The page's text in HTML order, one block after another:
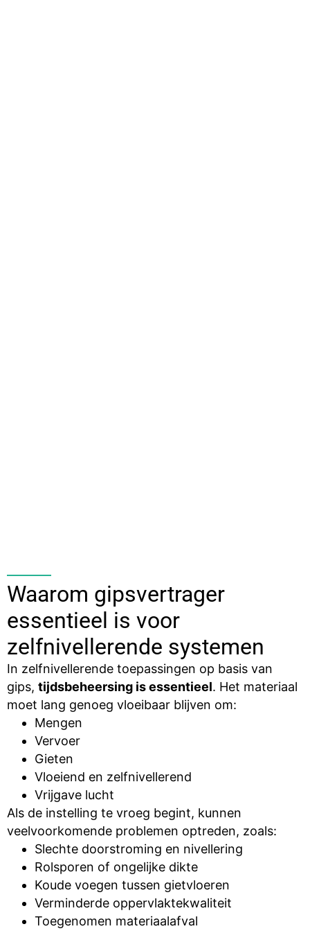
Waarom gipsvertrager
essentieel is voor
zelfnivellerende systemen
In zelfnivellerende toepassingen op basis van
gips, tijdsbeheersing is essentieel. Het materiaal
moet lang genoeg vloeibaar blijven om:
Mengen
Vervoer
Gieten
Vloeiend en zelfnivellerend
Vrijgave lucht
Als de instelling te vroeg begint, kunnen
veelvoorkomende problemen optreden, zoals:
Slechte doorstroming en nivellering
Rolsporen of ongelijke dikte
Koude voegen tussen gietvloeren
Verminderde oppervlaktekwaliteit
Toegenomen materiaalafval